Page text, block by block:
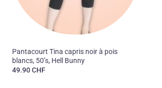
Pantacourt Tina capris noir à pois
blancs, 50’s, Hell Bunny
49.90CHF